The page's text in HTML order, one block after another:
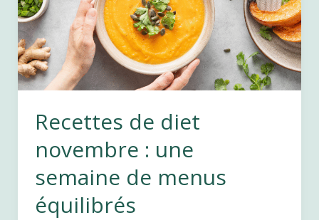
pour
sublimer
vos
plats
Recettes de diet
novembre : une
semaine de menus
équilibrés